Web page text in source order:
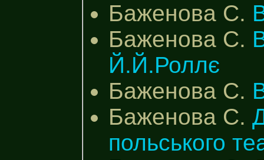
Баженова С.
Баженова С.
Й.Й.Роллє
Баженова С.
Баженова С.
польського